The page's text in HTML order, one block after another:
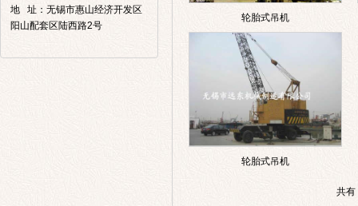
轮胎式吊机
轮胎式吊机
共有
地 址：无锡市惠山经济开发区
阳山配套区陆西路2号